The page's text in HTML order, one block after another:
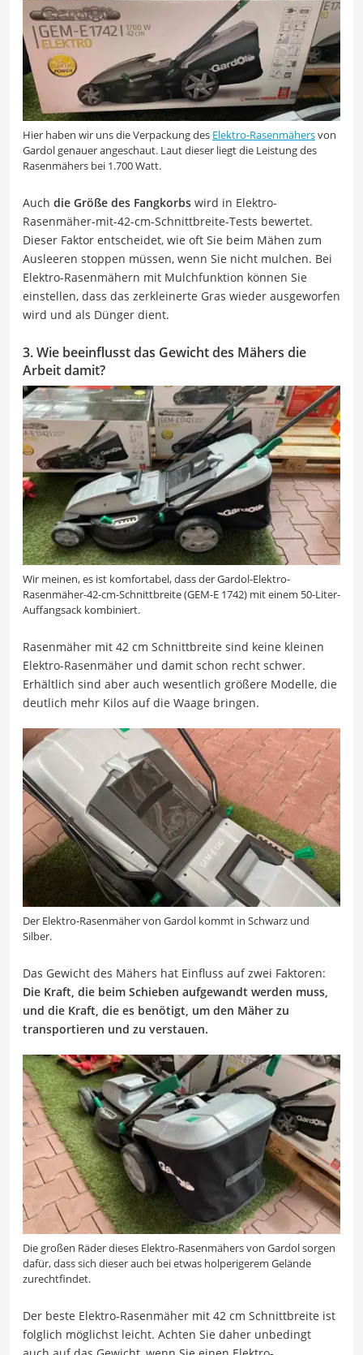
Hier haben wir uns die Verpackung des Elektro-Rasenmähersvon
Gardol genauer angeschaut. Laut dieser liegt die Leistung des
Rasenmähers bei 1.700 Watt.
Auch die Größe des Fangkorbs wird in Elektro-
Rasenmäher-mit-42-cm-Schnittbreite-Tests bewertet.
Dieser Faktor entscheidet, wie oft Sie beim Mähen zum
Ausleeren stoppen müssen, wenn Sie nicht mulchen. Bei
Elektro-Rasenmähern mit Mulchfunktion können Sie
einstellen, dass das zerkleinerte Gras wieder ausgeworfen
wird und als Dünger dient.
3. Wie beeinflusst das Gewicht des Mähers die
Arbeit damit?
Wir meinen, es ist komfortabel, dass der Gardol-Elektro-
Rasenmäher-42-cm-Schnittbreite (GEM-E 1742) mit einem 50-Liter-
Auffangsack kombiniert.
Rasenmäher mit 42 cm Schnittbreite sind keine kleinen
Elektro-Rasenmäher und damit schon recht schwer.
Erhältlich sind aber auch wesentlich größere Modelle, die
deutlich mehr Kilos auf die Waage bringen.
Der Elektro-Rasenmäher von Gardol kommt in Schwarz und
Silber.
Das Gewicht des Mähers hat Einfluss auf zwei Faktoren:
Die Kraft, die beim Schieben aufgewandt werden muss,
und die Kraft, die es benötigt, um den Mäher zu
transportieren und zu verstauen.
Die großen Räder dieses Elektro-Rasenmähers von Gardol sorgen
dafür, dass sich dieser auch bei etwas holperigerem Gelände
zurechtfindet.
Der beste Elektro-Rasenmäher mit 42 cm Schnittbreite ist
folglich möglichst leicht. Achten Sie daher unbedingt